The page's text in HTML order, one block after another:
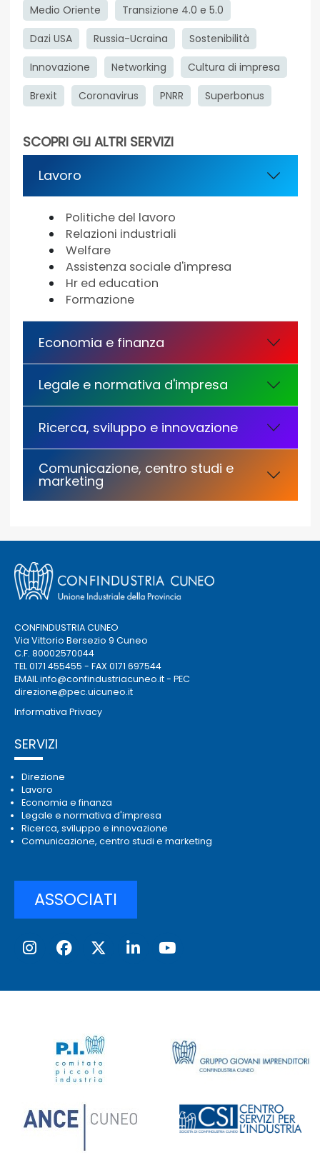
Medio Oriente
Transizione 4.0 e 5.0
Dazi USA
Russia-Ucraina
Sostenibilità
Innovazione
Networking
Cultura di impresa
Brexit
Coronavirus PNRR Superbonus
SCOPRI GLI ALTRI SERVIZI
Lavoro
Politiche del lavoro
Relazioni industriali
Welfare
Assistenza sociale d'impresa
Hr ed education
Formazione
Economia e finanza
Legale e normativa d'impresa
Ricerca, sviluppo e innovazione
Comunicazione, centro studi e
marketing
CONFINDUSTRIA CUNEO
Via Vittorio Bersezio 9 Cuneo
C.F. 80002570044
TEL 0171 455455 - FAX 0171 697544
EMAILinfo@confindustriacuneo.it- PEC
direzione@pec.uicuneo.it
Informativa Privacy
SERVIZI
Direzione
Lavoro
Economia e finanza
Legale e normativa d'impresa
Ricerca, sviluppo e innovazione
Comunicazione, centro studi e marketing
ASSOCIATI